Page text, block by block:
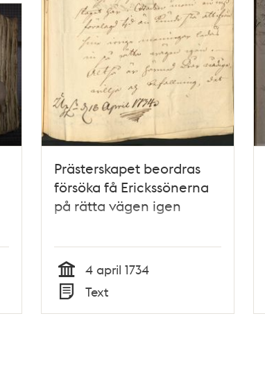
Prästerskapet beordras
försöka få Erickssönerna
på rätta vägen igen
Tid
4 april 1734
Typ
Text